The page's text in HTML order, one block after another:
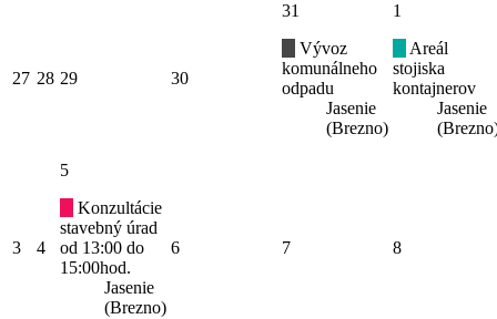
27 28 29 30
31
Vývoz
komunálneho
odpadu
Jasenie
(Brezno)
1
Areál
stojiska
kontajnerov
Jasenie
3 4
5
Konzultácie
stavebný úrad
od 13:00 do
15:00hod.
Jasenie
(Brezno)
6 7 8